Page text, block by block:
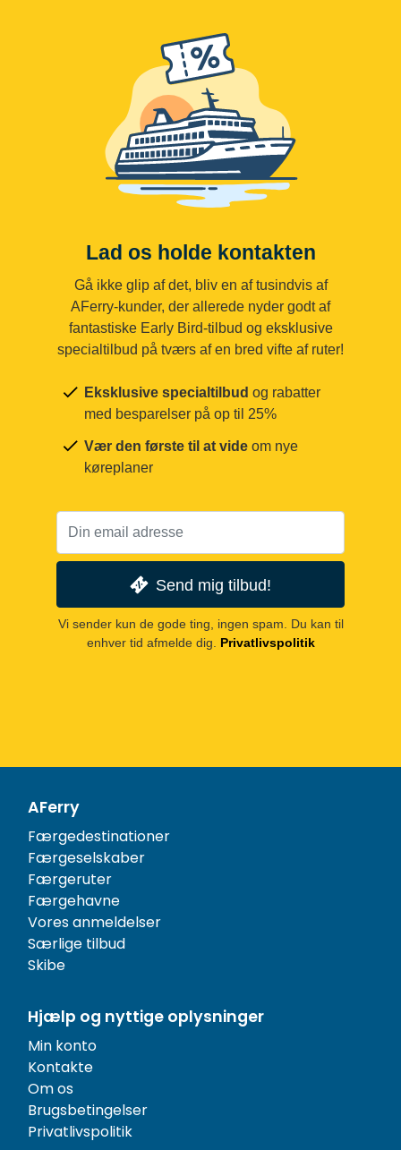
Lad os holde kontakten
Gå ikke glip af det, bliv en af tusindvis af
AFerry-kunder, der allerede nyder godt af
fantastiske Early Bird-tilbud og eksklusive
specialtilbud på tværs af en bred vifte af ruter!
Eksklusive specialtilbud og rabatter
med besparelser på op til 25%
Vær den første til at vide om nye
køreplaner
Send mig tilbud!
Vi sender kun de gode ting, ingen spam. Du kan til
enhver tid afmelde dig.
Privatlivspolitik
AFerry
Færgedestinationer
Færgeselskaber
Færgeruter
Færgehavne
Vores anmeldelser
Særlige tilbud
Skibe
Hjælp og nyttige oplysninger
Min konto
Kontakte
Om os
Brugsbetingelser
Privatlivspolitik